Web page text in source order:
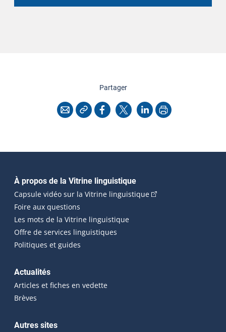
Partagercette page
CourrielCopier l'adresse
Facebook
X LinkedInImprimer
Navigation principale
À propos de la Vitrine linguistique
Capsule vidéo sur la Vitrine linguistique(Cet hyperlien
Foire aux questions
Les mots de la Vitrine linguistique
Offre de services linguistiques
Politiques et guides
Actualités
Articles et fiches en vedette
Brèves
Autres sites